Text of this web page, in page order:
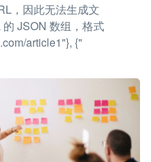
，因此无法生成文
JSON 数组，格式
article1"}, {"